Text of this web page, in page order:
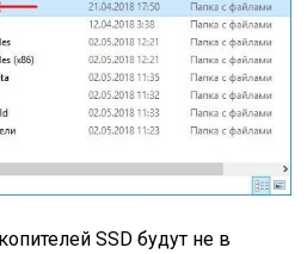
SSD будут не в